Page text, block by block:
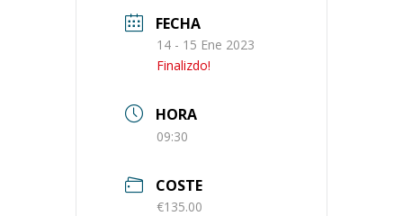
FECHA
14 - 15 Ene 2023
Finalizdo!
HORA
09:30
COSTE
€135.00